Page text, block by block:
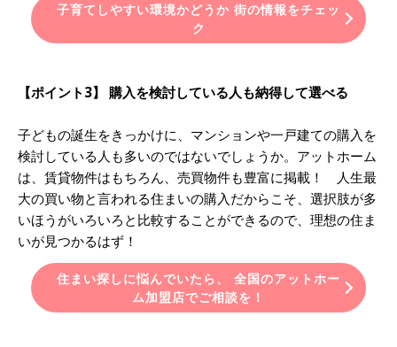
子育てしやすい環境かどうか 街の情報をチェッ
ク
【ポイント3】 購入を検討している人も納得して選べる
子どもの誕生をきっかけに、マンションや一戸建ての購入を
検討している人も多いのではないでしょうか。アットホーム
は、賃貸物件はもちろん、売買物件も豊富に掲載！ 人生最
大の買い物と言われる住まいの購入だからこそ、選択肢が多
いほうがいろいろと比較することができるので、理想の住ま
いが見つかるはず！
住まい探しに悩んでいたら、 全国のアットホー
ム加盟店でご相談を！